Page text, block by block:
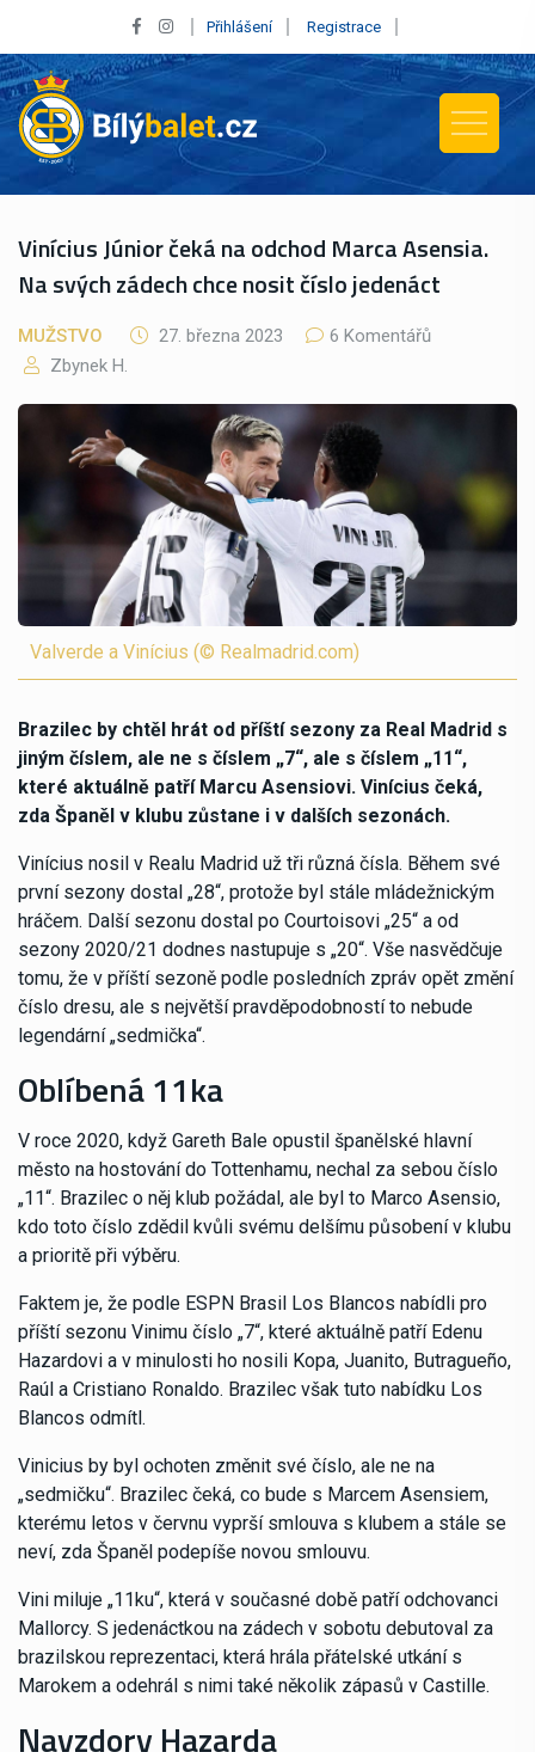
Přihlášení Registrace
Vinícius Júnior čeká na odchod Marca Asensia.
Na svých zádech chce nosit číslo jedenáct
MUŽSTVO 27. března 2023
6 Komentářů
Zbynek H.
Valverde a Vinícius (© Realmadrid.com)
Brazilec by chtěl hrát od příští sezony za Real Madrid s
jiným číslem, ale ne s číslem „7“, ale s číslem „11“,
které aktuálně patří Marcu Asensiovi. Vinícius čeká,
zda Španěl v klubu zůstane i v dalších sezonách.
Vinícius nosil v Realu Madrid už tři různá čísla. Během své
první sezony dostal „28“, protože byl stále mládežnickým
hráčem. Další sezonu dostal po Courtoisovi „25“ a od
sezony 2020/21 dodnes nastupuje s „20“. Vše nasvědčuje
tomu, že v příští sezoně podle posledních zpráv opět změní
číslo dresu, ale s největší pravděpodobností to nebude
legendární „sedmička“.
Oblíbená 11ka
V roce 2020, když Gareth Bale opustil španělské hlavní
město na hostování do Tottenhamu, nechal za sebou číslo
„11“. Brazilec o něj klub požádal, ale byl to Marco Asensio,
kdo toto číslo zdědil kvůli svému delšímu působení v klubu
a prioritě při výběru.
Faktem je, že podle ESPN Brasil Los Blancos nabídli pro
příští sezonu Vinimu číslo „7“, které aktuálně patří Edenu
Hazardovi a v minulosti ho nosili Kopa, Juanito, Butragueño,
Raúl a Cristiano Ronaldo. Brazilec však tuto nabídku Los
Blancos odmítl.
Vinicius by byl ochoten změnit své číslo, ale ne na
„sedmičku“. Brazilec čeká, co bude s Marcem Asensiem,
kterému letos v červnu vyprší smlouva s klubem a stále se
neví, zda Španěl podepíše novou smlouvu.
Vini miluje „11ku“, která v současné době patří odchovanci
Mallorcy. S jedenáctkou na zádech v sobotu debutoval za
brazilskou reprezentaci, která hrála přátelské utkání s
Marokem a odehrál s nimi také několik zápasů v Castille.
Navzdory Hazarda